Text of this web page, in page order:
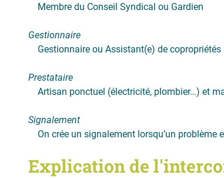
Membre du Conseil Syndical ou Gardien
Gestionnaire
Gestionnaire ou Assistant(e) de copropriétés
Prestataire
Artisan ponctuel (électricité, plombier…) et
Signalement
On crée un signalement lorsqu’un
Explication de